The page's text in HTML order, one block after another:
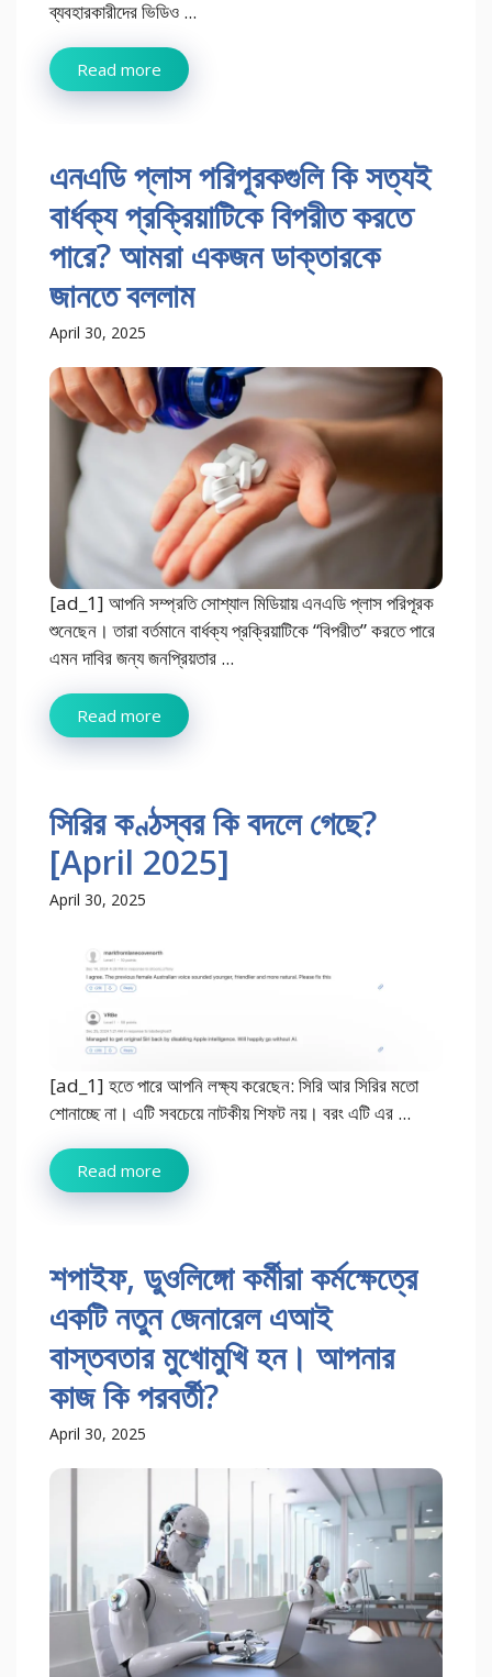
ব্যবহারকারীদের ভিডিও ...
Read more
এনএডি প্লাস পরিপূরকগুলি কি সত্যই
বার্ধক্য প্রক্রিয়াটিকে বিপরীত করতে
পারে? আমরা একজন ডাক্তারকে
জানতে বললাম
April 30, 2025
[ad_1] আপনি সম্প্রতি সোশ্যাল মিডিয়ায় এনএডি প্লাস পরিপূরক
শুনেছেন। তারা বর্তমানে বার্ধক্য প্রক্রিয়াটিকে “বিপরীত” করতে পারে
এমন দাবির জন্য জনপ্রিয়তার ...
Read more
সিরির কণ্ঠস্বর কি বদলে গেছে?
[April 2025]
April 30, 2025
[ad_1] হতে পারে আপনি লক্ষ্য করেছেন: সিরি আর সিরির মতো
শোনাচ্ছে না। এটি সবচেয়ে নাটকীয় শিফট নয়। বরং এটি এর ...
Read more
শপাইফ, ডুওলিঙ্গো কর্মীরা কর্মক্ষেত্রে
একটি নতুন জেনারেল এআই
বাস্তবতার মুখোমুখি হন। আপনার
কাজ কি পরবর্তী?
April 30, 2025